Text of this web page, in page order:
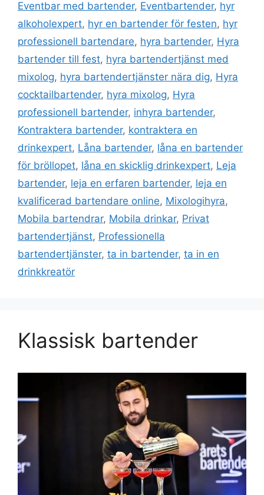
Eventbar med bartender, Eventbartender, hyr
alkoholexpert, hyr en bartender för festen, hyr
professionell bartendare, hyra bartender, Hyra
bartender till fest, hyra bartendertjänst med
mixolog, hyra bartendertjänster nära dig, Hyra
cocktailbartender, hyra mixolog, Hyra
professionell bartender, inhyra bartender,
Kontraktera bartender, kontraktera en
drinkexpert, Låna bartender, låna en bartender
för bröllopet, låna en skicklig drinkexpert, Leja
bartender, leja en erfaren bartender, leja en
kvalificerad bartendare online, Mixologihyra,
Mobila bartendrar, Mobila drinkar, Privat
bartendertjänst, Professionella
bartendertjänster, ta in bartender, ta in en
drinkkreatör
Klassisk bartender